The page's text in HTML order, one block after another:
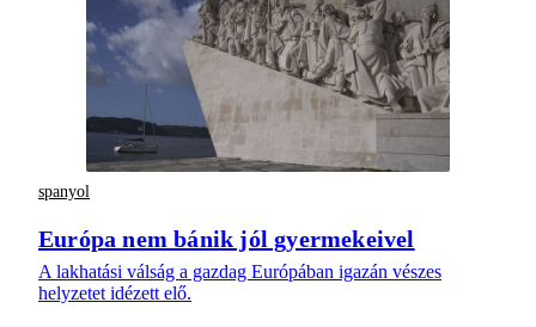
spanyol
Európa nem bánik jól gyermekeivel
A lakhatási válság a gazdag Európában igazán vészes
helyzetet idézett elő.